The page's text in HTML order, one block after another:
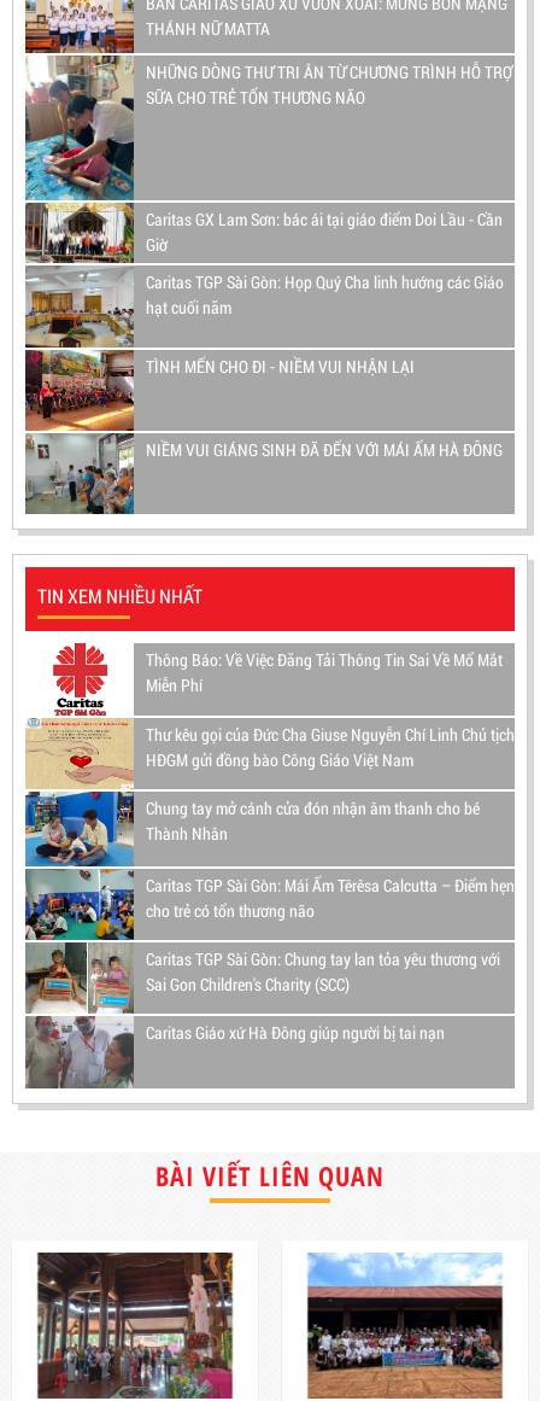
THÁNH NỮ MATTA
NHỮNG DÒNG THƯ TRI ÂN TỪ CHƯƠNG TRÌNH HỖ TRỢ
SỮA CHO TRẺ TỔN THƯƠNG NÃO
Caritas GX Lam Sơn: bác ái tại giáo điểm Doi Lầu - Cần
Giờ
Caritas TGP Sài Gòn: Họp Quý Cha linh hướng các Giáo
hạt cuối năm
TÌNH MẾN CHO ĐI - NIỀM VUI NHẬN LẠI
NIỀM VUI GIÁNG SINH ĐÃ ĐẾN VỚI MÁI ẤM HÀ ĐÔNG
TIN XEM NHIỀU NHẤT
Thông Báo: Về Việc Đăng Tải Thông Tin Sai Về Mổ Mắt
Miễn Phí
Thư kêu gọi của Đức Cha Giuse Nguyễn Chí Linh Chủ tịch
HĐGM gửi đồng bào Công Giáo Việt Nam
Chung tay mở cánh cửa đón nhận âm thanh cho bé
Thành Nhân
Caritas TGP Sài Gòn: Mái Ấm Têrêsa Calcutta – Điểm hẹn
cho trẻ có tổn thương não
Caritas TGP Sài Gòn: Chung tay lan tỏa yêu thương với
Sai Gon Children's Charity (SCC)
Caritas Giáo xứ Hà Đông giúp người bị tai nạn
BÀI VIẾT LIÊN QUAN